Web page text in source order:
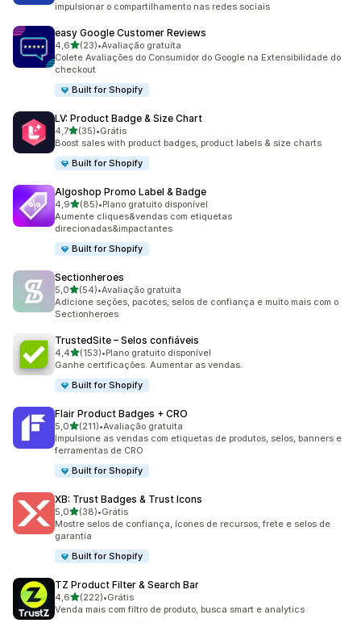
impulsionar o compartilhamento nas redes sociais
easy Google Customer Reviews
4,6de 5 estrelas
(23)
23 avaliações ao todo
•Avaliação gratuita
Colete Avaliações do Consumidor do Google na Extensibilidade do
checkout
Built for Shopify
LV: Product Badge & Size Chart
4,7de 5 estrelas
(35)
35 avaliações ao todo
•Grátis
Boost sales with product badges, product labels & size charts
Built for Shopify
Algoshop Promo Label & Badge
4,9de 5 estrelas
(85)
85 avaliações ao todo
•Plano gratuito disponível
Aumente cliques&vendas com etiquetas
direcionadas&impactantes
Built for Shopify
Sectionheroes
5,0de 5 estrelas
(54)
54 avaliações ao todo
•Avaliação gratuita
Adicione seções, pacotes, selos de confiança e muito mais com o
Sectionheroes
TrustedSite – Selos confiáveis
4,4de 5 estrelas
(153)
153 avaliações ao todo
•Plano gratuito disponível
Ganhe certificações. Aumentar as vendas.
Built for Shopify
Flair Product Badges + CRO
5,0de 5 estrelas
(211)
211 avaliações ao todo
•Avaliação gratuita
Impulsione as vendas com etiquetas de produtos, selos, banners e
ferramentas de CRO
Built for Shopify
XB: Trust Badges & Trust Icons
5,0de 5 estrelas
(38)
38 avaliações ao todo
•Grátis
Mostre selos de confiança, ícones de recursos, frete e selos de
garantia
Built for Shopify
TZ Product Filter & Search Bar
4,6de 5 estrelas
(222)
222 avaliações ao todo
•Grátis
Venda mais com filtro de produto, busca smart e analytics